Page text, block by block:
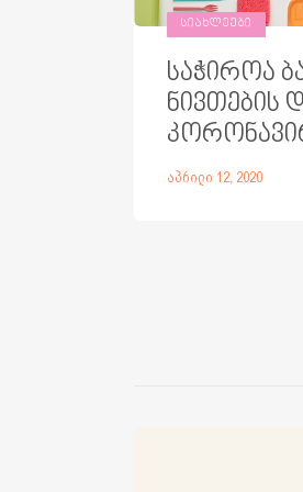
ᲡᲘᲐᲮᲚᲔᲔᲑᲘ
საჭიროა
ნივთების
აპრილი 12, 2020